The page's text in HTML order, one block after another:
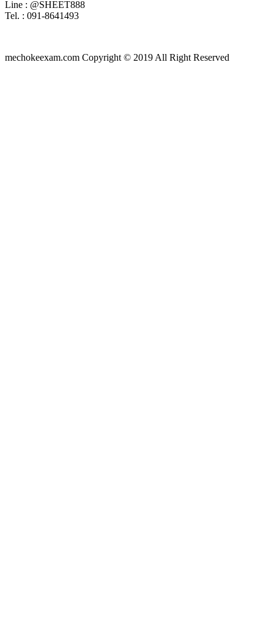
Line : @SHEET888
Tel. : 091-8641493
mechokeexam.com Copyright © 2019 All Right Reserved